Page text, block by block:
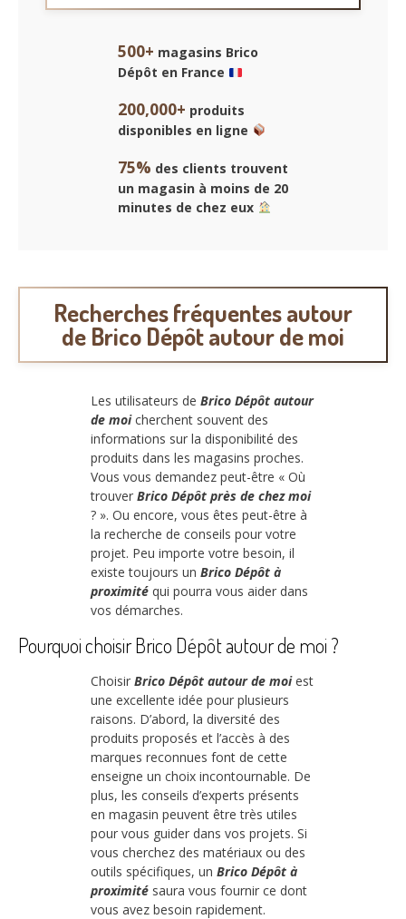
500+ magasins Brico
Dépôt en France
200,000+ produits
disponibles en ligne
75% des clients trouvent
un magasin à moins de 20
minutes de chez eux
Recherches fréquentes autour
de Brico Dépôt autour de moi
Les utilisateurs de Brico Dépôt autour
de moicherchent souvent des
informations sur la disponibilité des
produits dans les magasins proches.
Vous vous demandez peut-être « Où
trouver Brico Dépôt près de chez moi
? ». Ou encore, vous êtes peut-être à
la recherche de conseils pour votre
projet. Peu importe votre besoin, il
existe toujours un Brico Dépôt à
proximité qui pourra vous aider dans
vos démarches.
Pourquoi choisir Brico Dépôt autour de moi ?
Choisir Brico Dépôt autour de moiest
une excellente idée pour plusieurs
raisons. D’abord, la diversité des
produits proposés et l’accès à des
marques reconnues font de cette
enseigne un choix incontournable. De
plus, les conseils d’experts présents
en magasin peuvent être très utiles
pour vous guider dans vos projets. Si
vous cherchez des matériaux ou des
outils spécifiques, un Brico Dépôt à
proximité saura vous fournir ce dont
vous avez besoin rapidement.